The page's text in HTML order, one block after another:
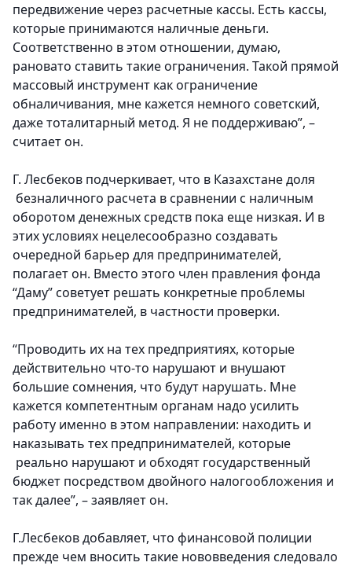
передвижение через расчетные кассы. Есть кассы,
которые принимаются наличные деньги.
Соответственно в этом отношении, думаю,
рановато ставить такие ограничения. Такой прямой
массовый инструмент как ограничение
обналичивания, мне кажется немного советский,
даже тоталитарный метод. Я не поддерживаю”, –
считает он.
Г. Лесбеков подчеркивает, что в Казахстане доля
безналичного расчета в сравнении с наличным
оборотом денежных средств пока еще низкая. И в
этих условиях нецелесообразно создавать
очередной барьер для предпринимателей,
полагает он. Вместо этого член правления фонда
“Даму” советует решать конкретные проблемы
предпринимателей, в частности проверки.
“Проводить их на тех предприятиях, которые
действительно что-то нарушают и внушают
большие сомнения, что будут нарушать. Мне
кажется компетентным органам надо усилить
работу именно в этом направлении: находить и
наказывать тех предпринимателей, которые
реально нарушают и обходят государственный
бюджет посредством двойного налогообложения и
так далее”, – заявляет он.
Г.Лесбеков добавляет, что финансовой полиции
прежде чем вносить такие нововведения следовало